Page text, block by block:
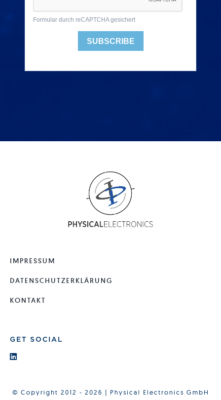
IMPRESSUM
DATENSCHUTZERKLÄRUNG
KONTAKT
GET SOCIAL
© Copyright 2012 - 2026 | Physical Electronics GmbH